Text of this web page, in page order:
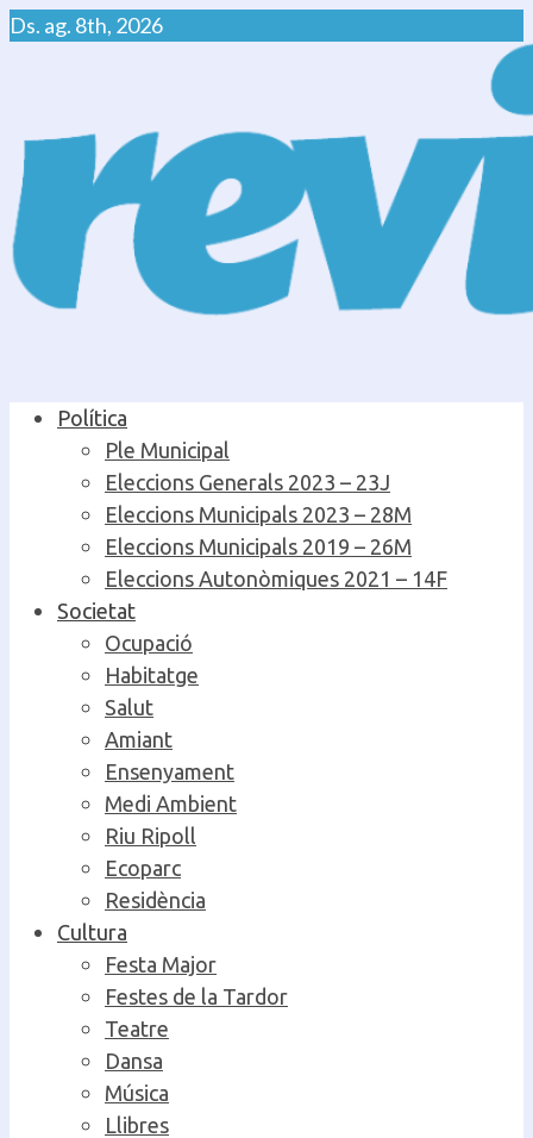
Skip
Ds. ag. 8th, 2026
PrimaryPolítica
Ple Municipal
Eleccions Generals 2023 – 23J
Eleccions Municipals 2023 – 28M
Eleccions Municipals 2019 – 26M
Eleccions Autonòmiques 2021 – 14F
Societat
Ocupació
Habitatge
Salut
Amiant
Ensenyament
Medi Ambient
Riu Ripoll
Ecoparc
Residència
Cultura
Festa Major
Festes de la Tardor
Teatre
Dansa
Música
Llibres